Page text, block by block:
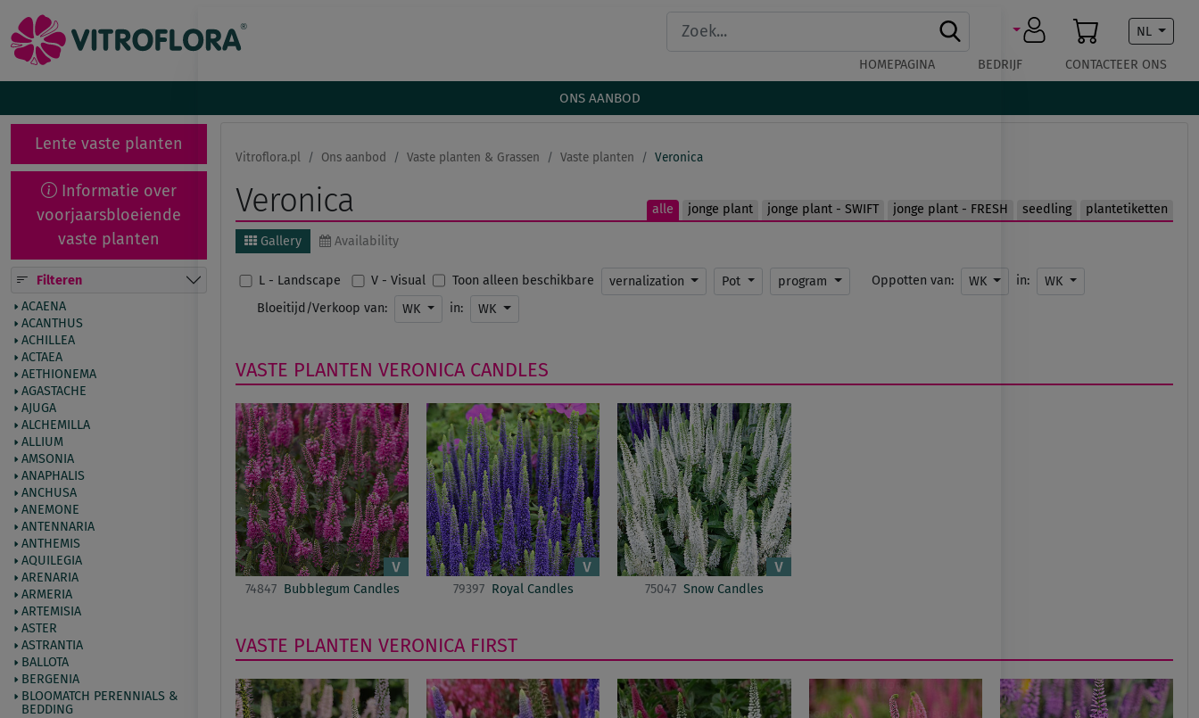
NL
HOMEPAGINA BEDRIJF CONTACTEER ONS
ONS AANBOD
Lente vaste planten
Informatie over
voorjaarsbloeiende
vaste planten
Filteren
ACAENA
ACANTHUS
ACHILLEA
ACTAEA
AETHIONEMA
AGASTACHE
AJUGA
ALCHEMILLA
ALLIUM
AMSONIA
ANAPHALIS
ANCHUSA
ANEMONE
ANTENNARIA
ANTHEMIS
AQUILEGIA
ARENARIA
ARMERIA
ARTEMISIA
ASTER
ASTRANTIA
BALLOTA
BERGENIA
BLOOMATCH PERENNIALS &
BEDDING
Vitroflora.pl Ons aanbod Vaste planten & Grassen Vaste planten Veronica
alle jonge plant jonge plant - SWIFT jonge plant - FRESH seedling plantetiketten
Veronica
Gallery Availability
L - Landscape V - Visual Toon alleen beschikbare vernalization Pot program Oppotten van: WK in:
WK
Bloeitijd/Verkoop van:
WK in: WK
VASTE PLANTEN VERONICA CANDLES
74847 Bubblegum Candles 79397 Royal Candles 75047 Snow Candles
VASTE PLANTEN VERONICA FIRST